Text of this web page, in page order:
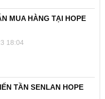
MUA HÀNG TẠI HOPE
18:04
TẦN SENLAN HOPE